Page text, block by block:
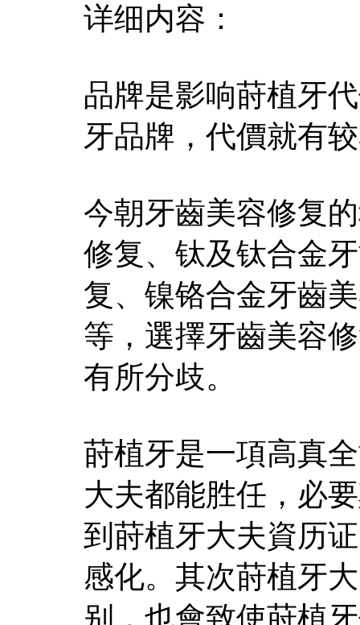
详细内容：
品牌是影响莳植牙
牙品牌，代價就有
今朝牙齒美容修复
修复、钛及钛合金
复、镍铬合金牙齒
等，選擇牙齒美容
有所分歧。
莳植牙是一項高真
大夫都能胜任，必
到莳植牙大夫資历
感化。其次莳植牙
别，也會致使莳植